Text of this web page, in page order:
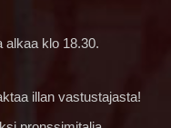
klo 18.30.
illan vastustajasta!
pronssimitalia